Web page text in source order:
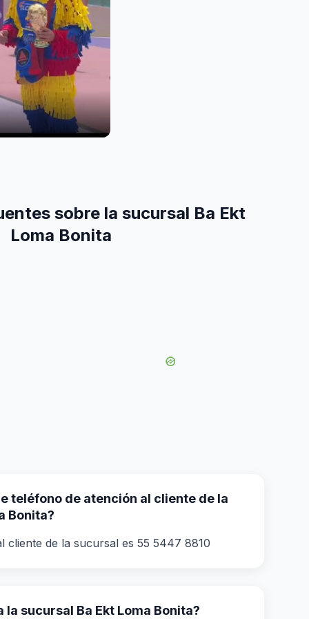
sobre la sucursal Ba Ekt
Loma Bonita
teléfono de atención al cliente de la
Bonita?
cliente de la sucursal es 55 5447 8810
la sucursal Ba Ekt Loma Bonita?